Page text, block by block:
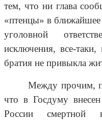
тем, что ни глава
«птенцы» в
уголовной
исключения, все-
братия не привыкла
Между прочим,
что в Госдуму
России смертной